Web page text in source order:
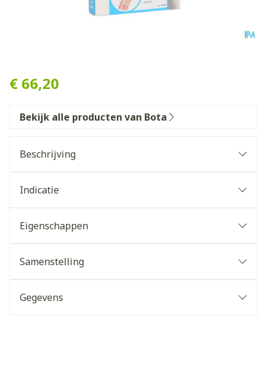
€ 66,20
Bekijk alle producten van Bota
Beschrijving
Indicatie
Eigenschappen
Samenstelling
Gegevens